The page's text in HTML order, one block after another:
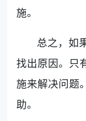
施。
总之，如
找出原因。只
施来解决问题
助。